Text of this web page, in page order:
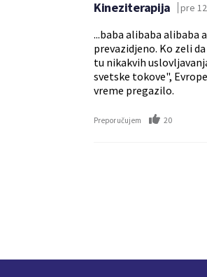
Kineziterapija pre
...baba alibaba alibaba
prevazidjeno. Ko zeli
tu nikakvih
svetske tokove",
vreme pregazilo.
Preporučujem 20